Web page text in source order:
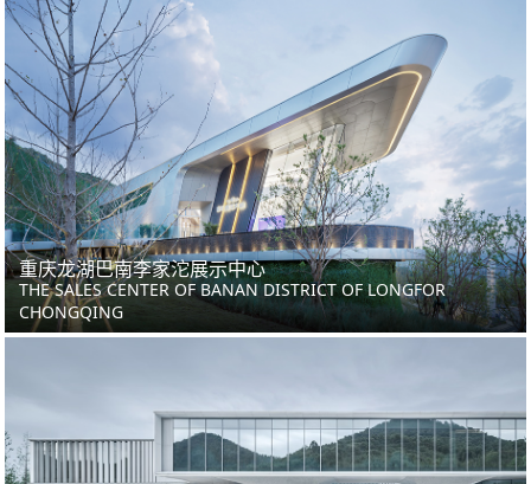
重庆龙湖巴南李家沱展示中心
THE SALES CENTER OF BANAN DISTRICT OF LONGFOR
CHONGQING